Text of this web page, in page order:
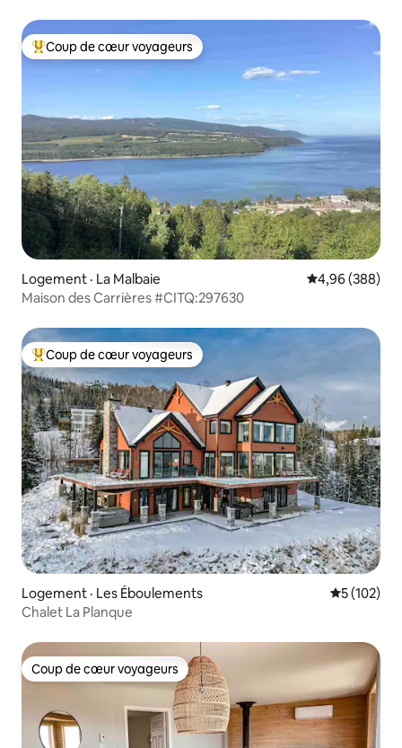
Coup de cœur voyageurs parmi les plus aimés
Coup de cœur voyageurs
Logement · La Malbaie Note
4,96 (388)
Maison des Carrières #CITQ:297630
Coup de cœur voyageurs parmi les plus aimés
Coup de cœur voyageurs
Logement · Les Éboulements Note
5 (102)
Chalet La Planque
Coup de cœur voyageurs
Coup de cœur voyageurs